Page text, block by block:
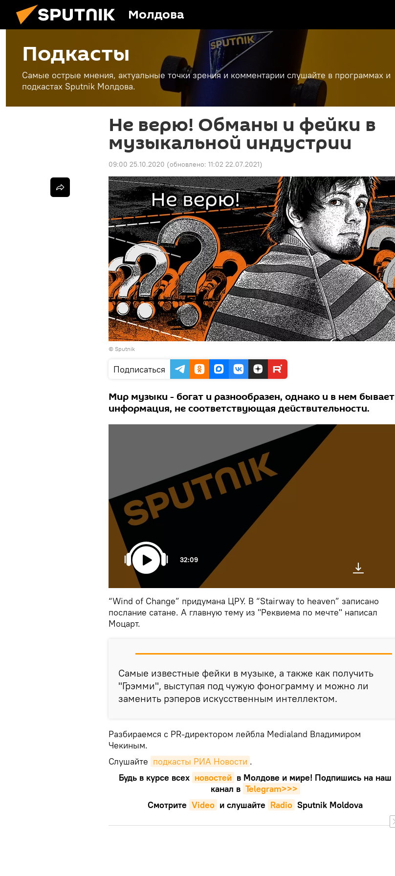
Молдова
Подкасты
Самые острые мнения, актуальные точки зрения и комментарии слушайте в программах и
подкастах Sputnik Молдова.
Не верю! Обманы и фейки в
музыкальной индустрии
09:00 25.10.2020 (обновлено: 11:02 22.07.2021)
© Sputnik
Подписаться
Мир музыки - богат и разнообразен, однако и в нем бывает
информация, не соответствующая действительности.
32:09
“Wind of Change” придумана ЦРУ. В “Stairway to heaven” записано
послание сатане. А главную тему из "Реквиема по мечте" написал
Моцарт.
Самые известные фейки в музыке, а также как получить
"Грэмми", выступая под чужую фонограмму и можно ли
заменить рэперов искусственным интеллектом.
Разбираемся с PR-директором лейбла Medialand Владимиром
Чекиным.
Слушайте подкасты РИА Новости .
Будь в курсе всех новостей в Молдове и мире! Подпишись на наш
канал в Telegram>>>
Смотрите Video и слушайте Radio Sputnik Moldova